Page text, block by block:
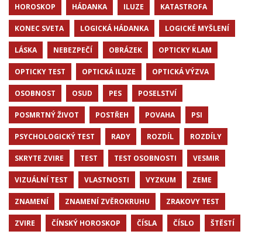
HOROSKOP HÁDANKA ILUZE KATASTROFA
KONEC SVETA LOGICKÁ HÁDANKA LOGICKÉ MYŠLENÍ
LÁSKA NEBEZPEČÍ OBRÁZEK OPTICKY KLAM
OPTICKY TEST OPTICKÁ ILUZE OPTICKÁ VÝZVA
OSOBNOST OSUD PES POSELSTVÍ
POSMRTNÝ ŽIVOT POSTŘEH POVAHA PSI
PSYCHOLOGICKÝ TEST RADY ROZDÍL ROZDÍLY
SKRYTE ZVIRE TEST TEST OSOBNOSTI VESMIR
VIZUÁLNÍ TEST VLASTNOSTI VYZKUM ZEME
ZNAMENÍ ZNAMENÍ ZVĚROKRUHU ZRAKOVY TEST
ZVIRE ČÍNSKÝ HOROSKOP ČÍSLA ČÍSLO ŠTĚSTÍ